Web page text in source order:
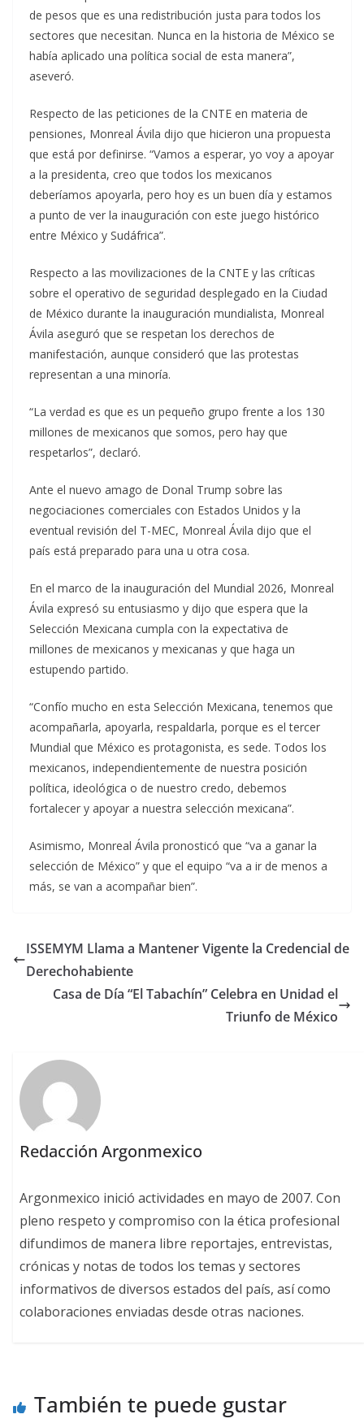
de pesos que es una redistribución justa para todos los
sectores que necesitan. Nunca en la historia de México se
había aplicado una política social de esta manera”,
aseveró.
Respecto de las peticiones de la CNTE en materia de
pensiones, Monreal Ávila dijo que hicieron una propuesta
que está por definirse. “Vamos a esperar, yo voy a apoyar
a la presidenta, creo que todos los mexicanos
deberíamos apoyarla, pero hoy es un buen día y estamos
a punto de ver la inauguración con este juego histórico
entre México y Sudáfrica”.
Respecto a las movilizaciones de la CNTE y las críticas
sobre el operativo de seguridad desplegado en la Ciudad
de México durante la inauguración mundialista, Monreal
Ávila aseguró que se respetan los derechos de
manifestación, aunque consideró que las protestas
representan a una minoría.
“La verdad es que es un pequeño grupo frente a los 130
millones de mexicanos que somos, pero hay que
respetarlos”, declaró.
Ante el nuevo amago de Donal Trump sobre las
negociaciones comerciales con Estados Unidos y la
eventual revisión del T-MEC, Monreal Ávila dijo que el
país está preparado para una u otra cosa.
En el marco de la inauguración del Mundial 2026, Monreal
Ávila expresó su entusiasmo y dijo que espera que la
Selección Mexicana cumpla con la expectativa de
millones de mexicanos y mexicanas y que haga un
estupendo partido.
“Confío mucho en esta Selección Mexicana, tenemos que
acompañarla, apoyarla, respaldarla, porque es el tercer
Mundial que México es protagonista, es sede. Todos los
mexicanos, independientemente de nuestra posición
política, ideológica o de nuestro credo, debemos
fortalecer y apoyar a nuestra selección mexicana”.
Asimismo, Monreal Ávila pronosticó que “va a ganar la
selección de México” y que el equipo “va a ir de menos a
más, se van a acompañar bien”.
ISSEMYM Llama a Mantener Vigente la Credencial de
Derechohabiente
Casa de Día “El Tabachín” Celebra en Unidad el
Triunfo de México
Redacción Argonmexico
Argonmexico inició actividades en mayo de 2007. Con
pleno respeto y compromiso con la ética profesional
difundimos de manera libre reportajes, entrevistas,
crónicas y notas de todos los temas y sectores
informativos de diversos estados del país, así como
colaboraciones enviadas desde otras naciones.
También te puede gustar